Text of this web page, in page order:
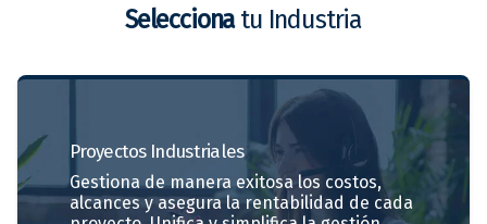
Seleccionatu Industria
ProyectosIndustriales
Gestiona de manera exitosa los costos,
alcances y asegura la rentabilidad de cada